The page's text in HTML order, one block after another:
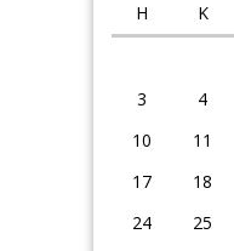
H
K
3
4
10
11
17
18
24
25